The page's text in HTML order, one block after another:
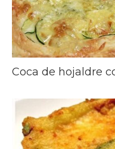
Coca de hojaldre